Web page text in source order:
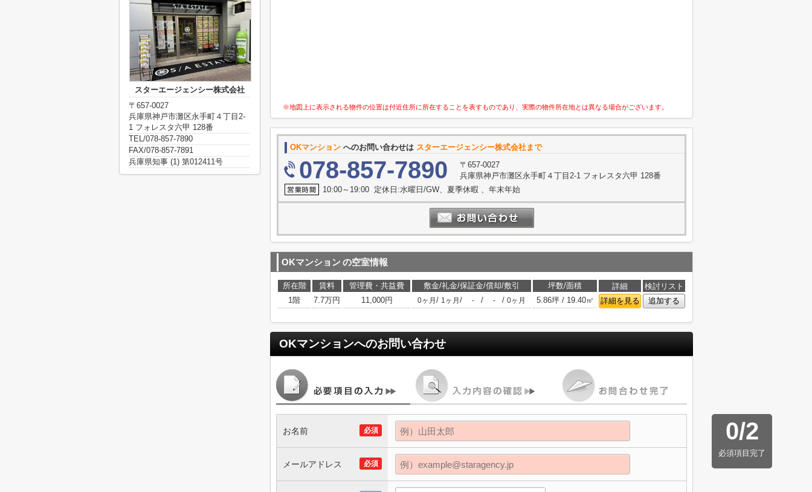
※地図上に表示される物件の位置は付近住所に所在することを表すものであり、実際の物件所在地とは異なる場合がございます。
OKマンション へのお問い合わせは スターエージェンシー株式会社まで
078-857-7890
〒657-0027
兵庫県神戸市灘区永手町４丁目2-1 フォレスタ六甲 128番
10:00～19:00 定休日:水曜日/GW、夏季休暇 、年末年始
OKマンションの空室情報
所在階 賃料 管理費・共益費 敷金/礼金/保証金/償却/敷引 坪数/面積 詳細
検討リスト
1階
7.7万円 11,000円 0ヶ月 / 1ヶ月 / - / - / 0ヶ月 5.86坪 / 19.40㎡ 詳細を見る 追加する
OKマンションへのお問い合わせ
0/2
必須項目完了
必須
お名前
必須
メールアドレス
スターエージェンシー株式会社
〒657-0027
兵庫県神戸市灘区永手町４丁目2-
1 フォレスタ六甲 128番
TEL/078-857-7890
FAX/078-857-7891
兵庫県知事 (1) 第012411号